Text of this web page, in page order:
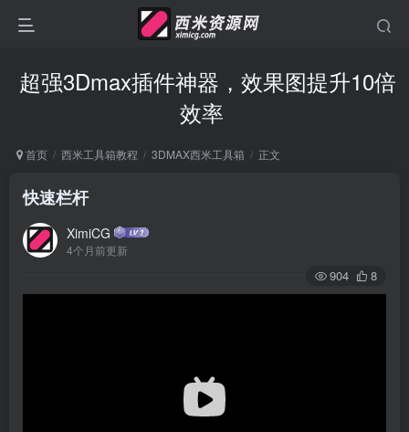
超强3Dmax插件神器，效果图提升10倍
效率
首页 西米工具箱教程 3DMAX西米工具箱 正文
快速栏杆
XimiCG
4个月前更新
904 8